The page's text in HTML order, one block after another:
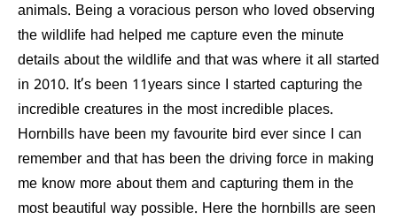
animals. Being a voracious person who loved observing
the wildlife had helped me capture even the minute
details about the wildlife and that was where it all started
in 2010. It’s been 11years since I started capturing the
incredible creatures in the most incredible places.
Hornbills have been my favourite bird ever since I can
remember and that has been the driving force in making
me know more about them and capturing them in the
most beautiful way possible. Here the hornbills are seen